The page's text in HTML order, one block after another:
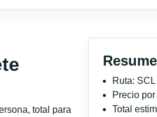
total para
Ruta: SCL
Precio
Total